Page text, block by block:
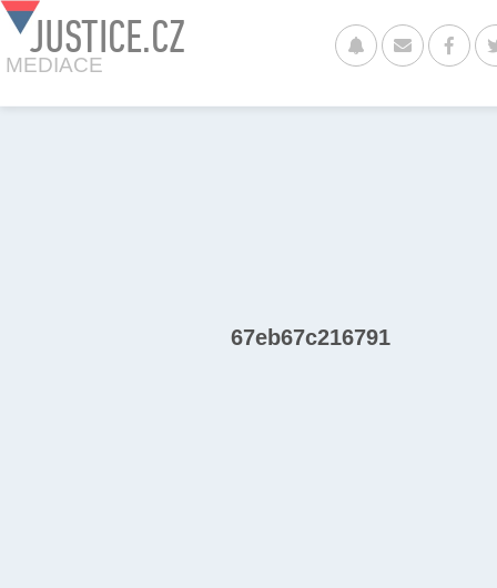
JUSTICE.CZ
MEDIACE
67eb67c216791